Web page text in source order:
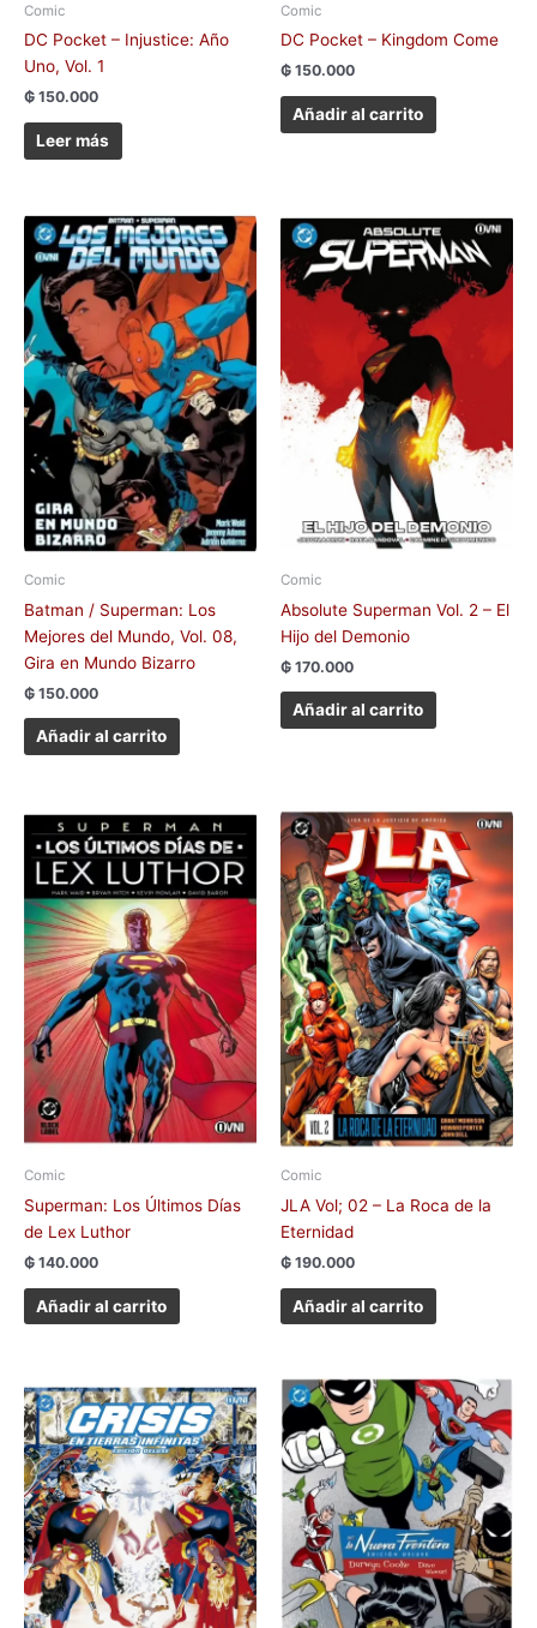
Comic
DC Pocket – Injustice: Año
Uno, Vol. 1
₲ 150.000
Leer más
Comic
DC Pocket – Kingdom Come
₲ 150.000
Añadir al carrito
Comic
Batman / Superman: Los
Mejores del Mundo, Vol. 08,
Gira en Mundo Bizarro
₲ 150.000
Añadir al carrito
Comic
Absolute Superman Vol. 2 – El
Hijo del Demonio
₲ 170.000
Añadir al carrito
Comic
Superman: Los Últimos Días
de Lex Luthor
₲ 140.000
Añadir al carrito
Comic
JLA Vol; 02 – La Roca de la
Eternidad
₲ 190.000
Añadir al carrito